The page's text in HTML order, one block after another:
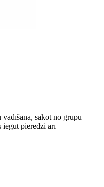
sākot no grupu
iegūt pieredzi arī